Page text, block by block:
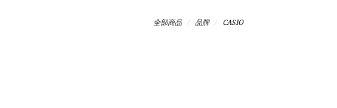
全部商品 品牌 CASIO